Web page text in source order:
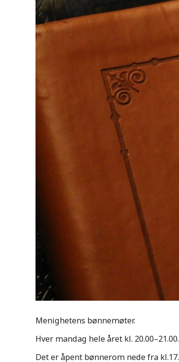
Menighetens bønnemøter.
Hver mandag hele året kl. 20.00–21.00.
Det er åpent bønnerom nede fra kl.17.